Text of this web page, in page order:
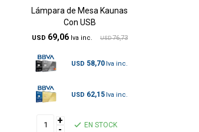
Lámpara de Mesa Kaunas
Con USB
USD 69,06 USD 76,73
USD 58,70
USD 62,15
+
- EN STOCK